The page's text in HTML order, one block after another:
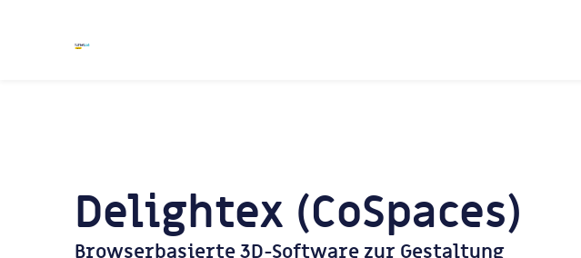
Delightex (CoSpaces)
Browserbasierte 3D-Software zur Gestaltung